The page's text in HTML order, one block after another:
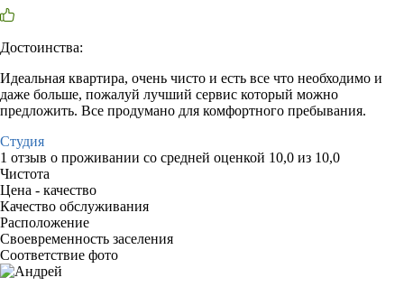
Достоинства:
Идеальная квартира, очень чисто и есть все что необходимо и
даже больше, пожалуй лучший сервис который можно
предложить. Все продумано для комфортного пребывания.
Студия
1 отзыв о проживании со средней оценкой 10,0 из 10,0
Чистота
Цена - качество
Качество обслуживания
Расположение
Своевременность заселения
Соответствие фото